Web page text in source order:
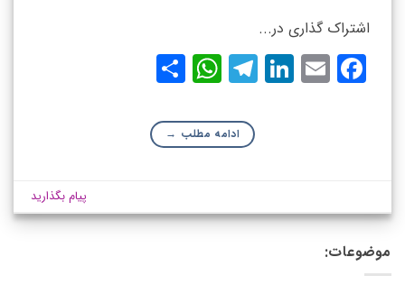
اشتراک گذاری در...
Facebook
Email
LinkedIn
Telegram
WhatsApp
ادامه مطلب →
پیام بگذارید
موضوعات: